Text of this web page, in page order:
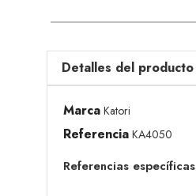
Detalles del producto
Marca Katori
Referencia KA4050
Referencias específicas